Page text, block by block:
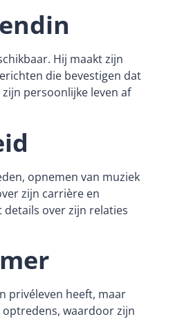
Hij maakt zijn
die bevestigen dat
persoonlijke leven af
opnemen van muziek
zijn carrière en
over zijn relaties
privéleven heeft, maar
waardoor zijn